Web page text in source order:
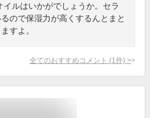
イルはいかがでしょうか。セラ
ので保湿力が高くするんとまと
すよ。
全てのおすすめコメント (1 件) >